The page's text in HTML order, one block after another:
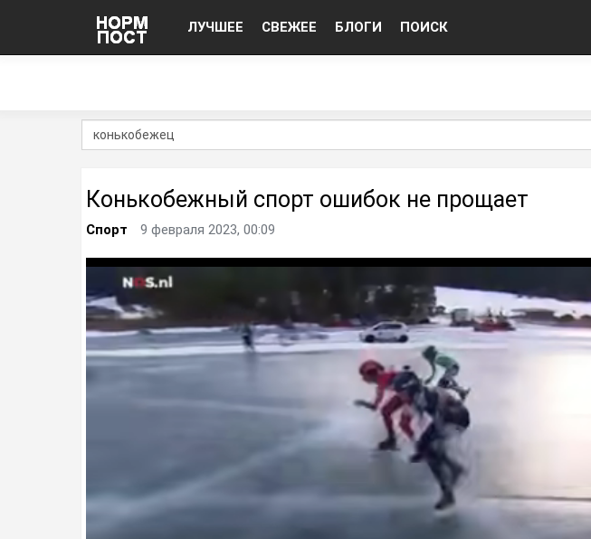
ЛУЧШЕЕ СВЕЖЕЕ БЛОГИ ПОИСК
Конькобежный спорт ошибок не прощает
Спорт 9 февраля 2023, 00:09